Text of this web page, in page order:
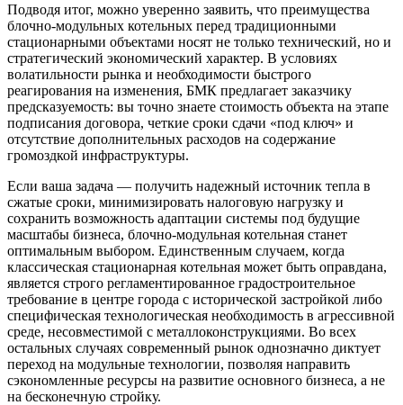
Подводя итог, можно уверенно заявить, что преимущества
блочно-модульных котельных перед традиционными
стационарными объектами носят не только технический, но и
стратегический экономический характер. В условиях
волатильности рынка и необходимости быстрого
реагирования на изменения, БМК предлагает заказчику
предсказуемость: вы точно знаете стоимость объекта на этапе
подписания договора, четкие сроки сдачи «под ключ» и
отсутствие дополнительных расходов на содержание
громоздкой инфраструктуры.
Если ваша задача — получить надежный источник тепла в
сжатые сроки, минимизировать налоговую нагрузку и
сохранить возможность адаптации системы под будущие
масштабы бизнеса, блочно-модульная котельная станет
оптимальным выбором. Единственным случаем, когда
классическая стационарная котельная может быть оправдана,
является строго регламентированное градостроительное
требование в центре города с исторической застройкой либо
специфическая технологическая необходимость в агрессивной
среде, несовместимой с металлоконструкциями. Во всех
остальных случаях современный рынок однозначно диктует
переход на модульные технологии, позволяя направить
сэкономленные ресурсы на развитие основного бизнеса, а не
на бесконечную стройку.